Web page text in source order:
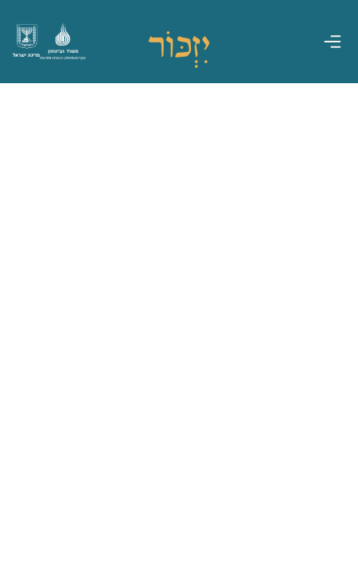
מדינת ישראל
משרד הביטחון
אגף משפחות, הנצחה ומורשת